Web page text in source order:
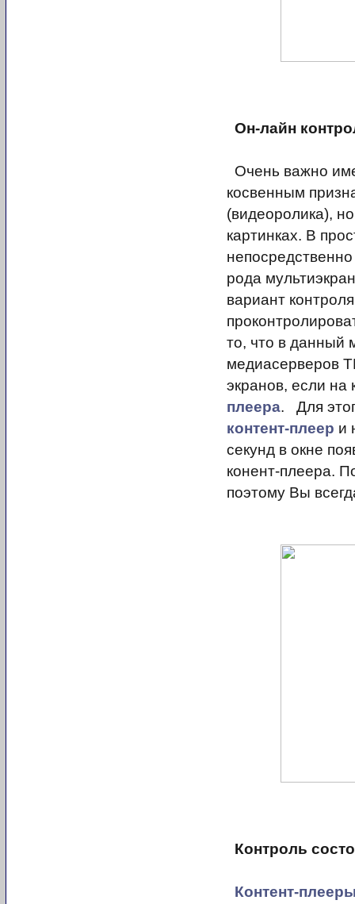
Он-лайн
Очень важно
косвенным
(видеоролика),
картинках. В
рода
вариант
то, что в данный
медиасерверов
экранов, если на
плеера. Для
контент-плеер и
секунд в окне
конент-плеера.
поэтому Вы
Контроль
Контент-